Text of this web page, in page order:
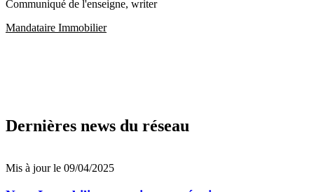
Communiqué de l'enseigne, writer
Mandataire Immobilier
Dernières news du réseau
Mis à jour le 09/04/2025